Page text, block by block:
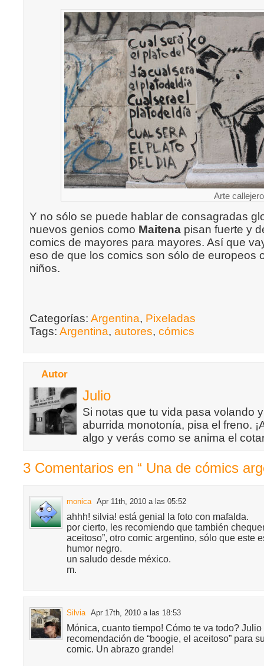
Arte
Y no sólo se puede hablar de consagradas
nuevos genios como Maitena pisan fuerte y
comics de mayores para mayores. Así que
eso de que los comics son sólo de europeos
niños.
Categorías: Argentina, Pixeladas
Tags: Argentina, autores, cómics
Autor
Julio
Si notas que tu vida pasa volando
aburrida monotonía, pisa el freno.
algo y verás como se anima el
3 Comentarios en “ Una de cómics
monica Apr 11th, 2010 a las 05:52
ahhh! silvia! está genial la foto con mafalda.
por cierto, les recomiendo que también
aceitoso”, otro comic argentino, sólo que este
humor negro.
un saludo desde méxico.
m.
Silvia Apr 17th, 2010 a las 18:53
Mónica, cuanto tiempo! Cómo te va todo?
recomendación de “boogie, el aceitoso” para
comic. Un abrazo grande!